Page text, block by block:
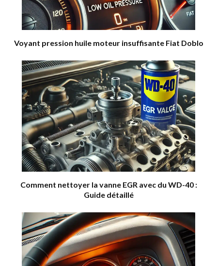
Voyant pression huile moteur insuffisante Fiat Doblo
Comment nettoyer la vanne EGR avec du WD-40 :
Guide détaillé